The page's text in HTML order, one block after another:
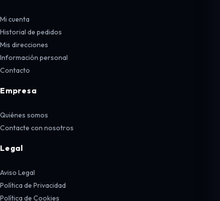
Mi cuenta
Historial de pedidos
Mis direcciones
Información personal
Contacto
Empresa
Quiénes somos
Contacte con nosotros
Legal
Aviso Legal
Política de Privacidad
Política de Cookies